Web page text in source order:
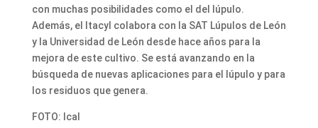
con muchas posibilidades como el del lúpulo.
Además, el Itacyl colabora con la SAT Lúpulos de León
y la Universidad de León desde hace años para la
mejora de este cultivo. Se está avanzando en la
búsqueda de nuevas aplicaciones para el lúpulo y para
los residuos que genera.
FOTO: Ical